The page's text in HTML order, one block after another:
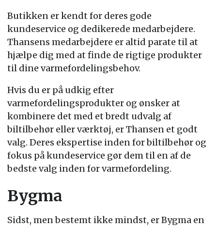
Butikken er kendt for deres gode
kundeservice og dedikerede medarbejdere.
Thansens medarbejdere er altid parate til at
hjælpe dig med at finde de rigtige produkter
til dine varmefordelingsbehov.
Hvis du er på udkig efter
varmefordelingsprodukter og ønsker at
kombinere det med et bredt udvalg af
biltilbehør eller værktøj, er Thansen et godt
valg. Deres ekspertise inden for biltilbehør og
fokus på kundeservice gør dem til en af de
bedste valg inden for varmefordeling.
Bygma
Sidst, men bestemt ikke mindst, er Bygma en